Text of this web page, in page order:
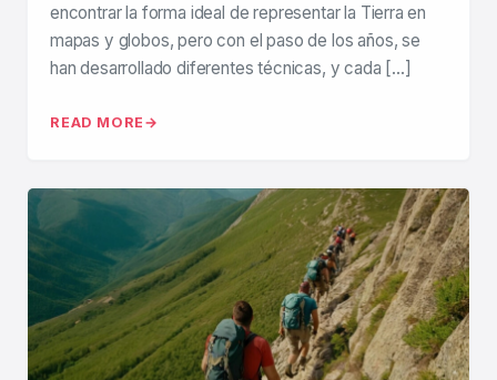
encontrar la forma ideal de representar la Tierra en
mapas y globos, pero con el paso de los años, se
han desarrollado diferentes técnicas, y cada […]
READ MORE